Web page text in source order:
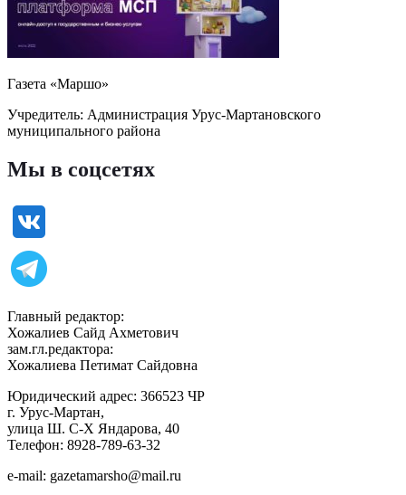
Газета «Маршо»
Учредитель: Администрация Урус-Мартановского
муниципального района
Мы в соцсетях
Главный редактор:
Хожалиев Сайд Ахметович
зам.гл.редактора:
Хожалиева Петимат Сайдовна
Юридический адрес: 366523 ЧР
г. Урус-Мартан,
улица Ш. С-Х Яндарова, 40
Телефон: 8928-789-63-32
e-mail: gazetamarsho@mail.ru